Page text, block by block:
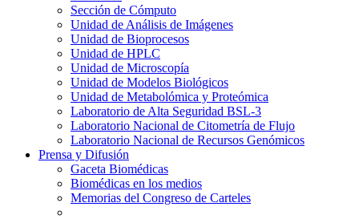
Sección de Cómputo
Unidad de Análisis de Imágenes
Unidad de Bioprocesos
Unidad de HPLC
Unidad de Microscopía
Unidad de Modelos Biológicos
Unidad de Metabolómica y Proteómica
Laboratorio de Alta Seguridad BSL-3
Laboratorio Nacional de Citometría de Flujo
Laboratorio Nacional de Recursos Genómicos
Prensa y Difusión
Gaceta Biomédicas
Biomédicas en los medios
Memorias del Congreso de Carteles